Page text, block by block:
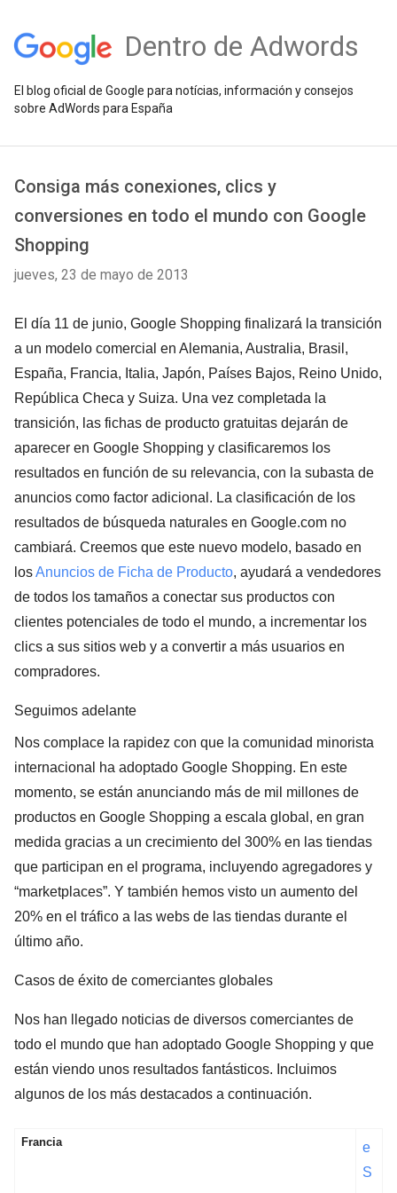
Dentro de Adwords
El blog oficial de Google para notícias, información y consejos
sobre AdWords para España
Consiga más conexiones, clics y
conversiones en todo el mundo con Google
Shopping
jueves, 23 de mayo de 2013
El día 11 de junio, Google Shopping finalizará la transición
a un modelo comercial en Alemania, Australia, Brasil,
España, Francia, Italia, Japón, Países Bajos, Reino Unido,
República Checa y Suiza. Una vez completada la
transición, las fichas de producto gratuitas dejarán de
aparecer en Google Shopping y clasificaremos los
resultados en función de su relevancia, con la subasta de
anuncios como factor adicional. La clasificación de los
resultados de búsqueda naturales en Google.com no
cambiará. Creemos que este nuevo modelo, basado en
losAnuncios de Ficha de Producto, ayudará a vendedores
de todos los tamaños a conectar sus productos con
clientes potenciales de todo el mundo, a incrementar los
clics a sus sitios web y a convertir a más usuarios en
compradores.
Seguimos adelante
Nos complace la rapidez con que la comunidad minorista
internacional ha adoptado Google Shopping. En este
momento, se están anunciando más de mil millones de
productos en Google Shopping a escala global, en gran
medida gracias a un crecimiento del 300% en las tiendas
que participan en el programa, incluyendo agregadores y
“marketplaces”. Y también hemos visto un aumento del
20% en el tráfico a las webs de las tiendas durante el
último año.
Casos de éxito de comerciantes globales
Nos han llegado noticias de diversos comerciantes de
todo el mundo que han adoptado Google Shopping y que
están viendo unos resultados fantásticos. Incluimos
algunos de los más destacados a continuación.
Francia
e
S